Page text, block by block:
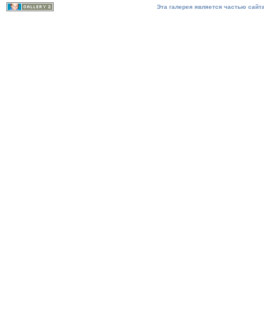
Эта галерея является частью